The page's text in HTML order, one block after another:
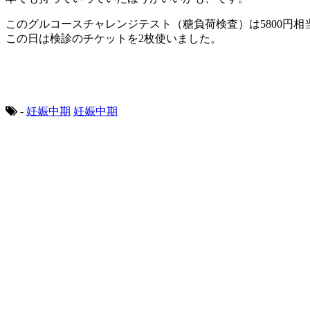
このグルコースチャレンジテスト（糖負荷検査）は5800円相
この日は検診のチケットを2枚使いました。
- 妊娠中期 妊娠中期